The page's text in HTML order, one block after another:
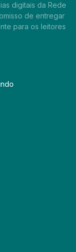
digitais da Rede
de entregar
para os leitores